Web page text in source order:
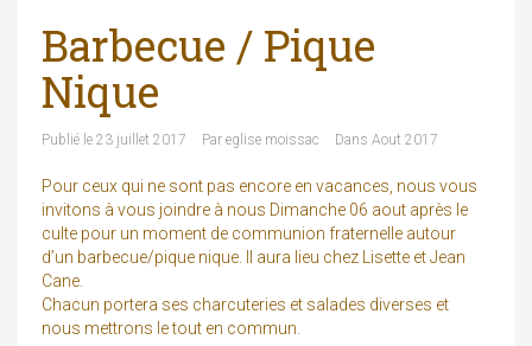
Barbecue / Pique
Nique
Publié le 23 juillet 2017 Par eglise moissac Dans Aout 2017
Pour ceux qui ne sont pas encore en vacances, nous vous
invitons à vous joindre à nous Dimanche 06 aout après le
culte pour un moment de communion fraternelle autour
d’un barbecue/pique nique. Il aura lieu chez Lisette et Jean
Cane.
Chacun portera ses charcuteries et salades diverses et
nous mettrons le tout en commun.